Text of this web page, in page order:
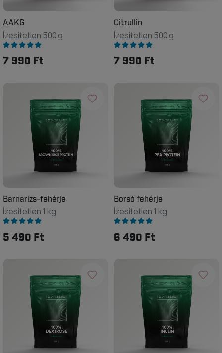
AAKG
Ízesítetlen 500 g
7 990 Ft
Citrullin
Ízesítetlen 500 g
7 990 Ft
Barnarizs-fehérje
Ízesítetlen 1 kg
5 490 Ft
Borsó fehérje
Ízesítetlen 1 kg
6 490 Ft